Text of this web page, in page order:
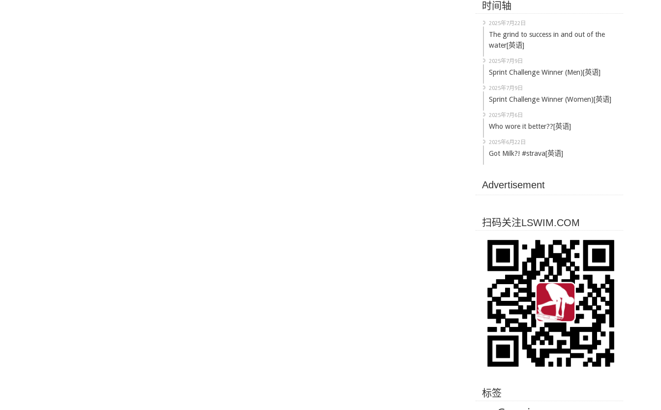
时间轴
2025年7月22日
The grind to success in and out of the
water[英语]
2025年7月9日
Sprint Challenge Winner (Men)[英语]
2025年7月9日
Sprint Challenge Winner (Women)[英语]
2025年7月6日
Who wore it better??[英语]
2025年6月22日
Got Milk?! #strava[英语]
Advertisement
扫码关注LSWIM.COM
标签